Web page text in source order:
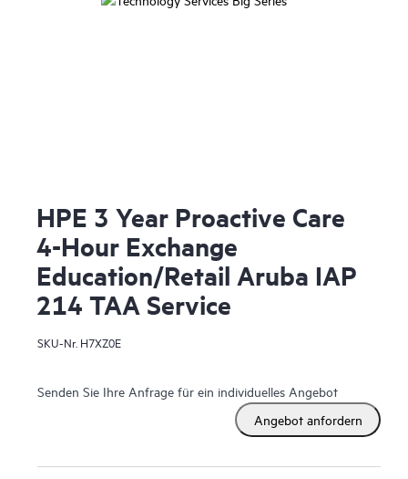
HPE 3 Year Proactive Care
4-Hour Exchange
Education/Retail Aruba IAP
214 TAA Service
SKU-Nr. H7XZ0E
Senden Sie Ihre Anfrage für ein individuelles Angebot
Angebot anfordern